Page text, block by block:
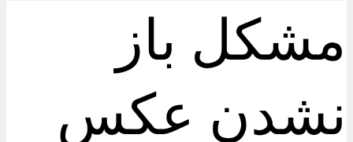
مشکل باز
نشدن عکس